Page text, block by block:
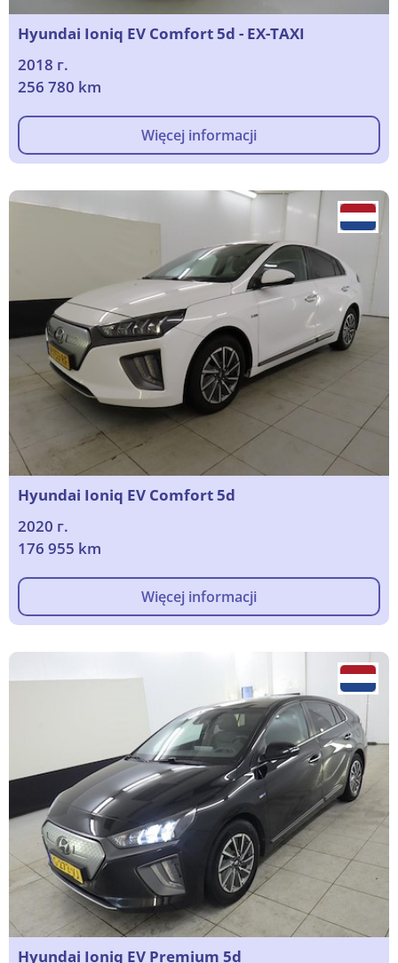
Hyundai Ioniq EV Comfort 5d - EX-TAXI
2018 г.
256 780 km
Więcej informacji
Hyundai Ioniq EV Comfort 5d
2020 г.
176 955 km
Więcej informacji
Hyundai Ioniq EV Premium 5d